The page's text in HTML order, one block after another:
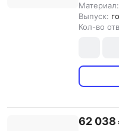
Материал:
Выпуск:
Кол-во
62 038